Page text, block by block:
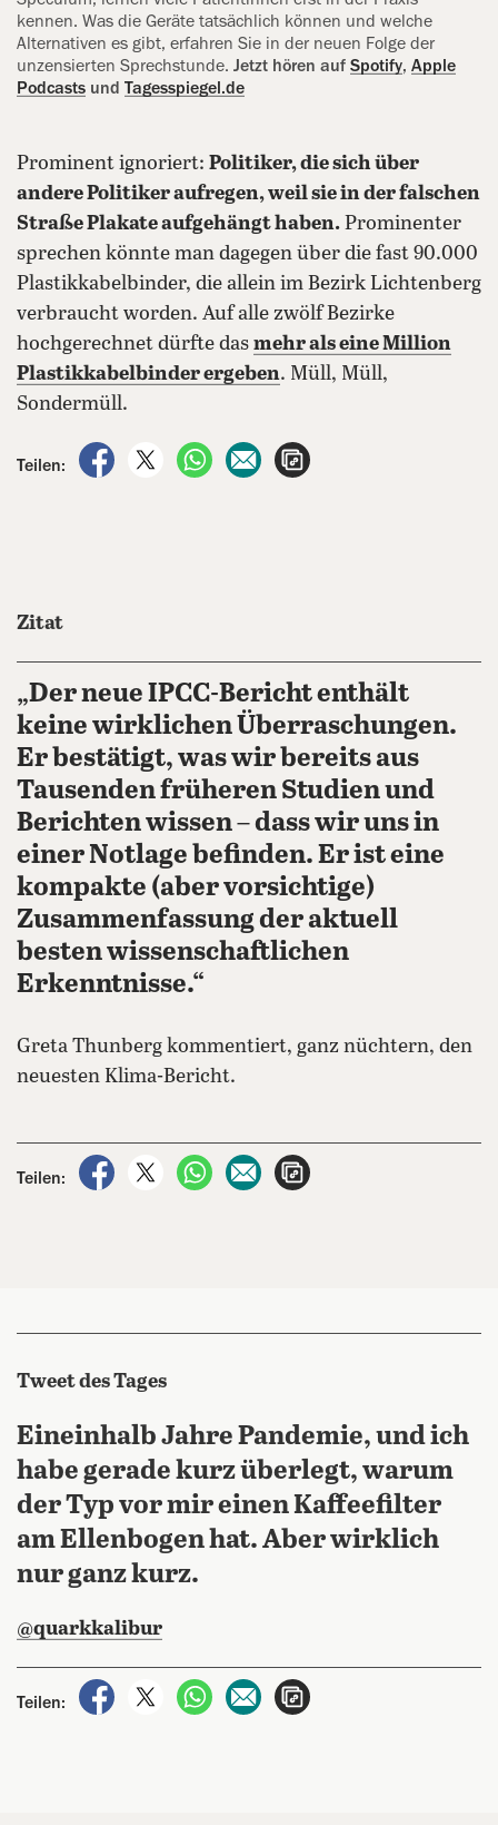
kennen. Was die Geräte tatsächlich können und welche
Alternativen es gibt, erfahren Sie in der neuen Folge der
unzensierten Sprech­stunde. Jetzt hören auf Spotify, Apple
Podcasts und Tagesspiegel.de
Prominent ignoriert: Politiker, die sich über
andere Politiker aufregen, weil sie in der falschen
Straße Plakate aufgehängt haben. Prominenter
sprechen könnte man dagegen über die fast 90.000
Plastikkabelbinder, die allein im Bezirk Lichtenberg
verbraucht worden. Auf alle zwölf Bezirke
hochgerechnet dürfte das mehr als eine Million
Plastikkabelbinder ergeben. Müll, Müll,
Sondermüll.
Teilen:
auf Facebook teilen
auf X teilenper WhatsApp teilen
per E-Mail teilen
Zitat
„Der neue IPCC-Bericht enthält
keine wirklichen Überraschungen.
Er bestätigt, was wir bereits aus
Tausenden früheren Studien und
Berichten wissen – dass wir uns in
einer Notlage befinden. Er ist eine
kompakte (aber vorsichtige)
Zusammenfassung der aktuell
besten wissenschaftlichen
Erkenntnisse.“
Greta Thunberg kommentiert, ganz nüchtern, den
neuesten Klima-Bericht.
Teilen:
auf Facebook teilen
auf X teilenper WhatsApp teilen
per E-Mail teilen
Tweet des Tages
Eineinhalb Jahre Pandemie, und ich
habe gerade kurz überlegt, warum
der Typ vor mir einen Kaffeefilter
am Ellenbogen hat. Aber wirklich
nur ganz kurz.
@quarkkalibur
Teilen:
auf Facebook teilen
auf X teilenper WhatsApp teilen
per E-Mail teilen